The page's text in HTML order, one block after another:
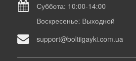
Суббота: 10:00-14:00
Воскресенье: Выходной
support@boltiigayki.com.ua